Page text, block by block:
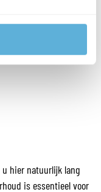
naar hal. Glazen
hier natuurlijk lang
is essentieel voor